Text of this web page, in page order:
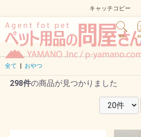
キャッチコピー
全て おやつ
298件の商品が見つかりました